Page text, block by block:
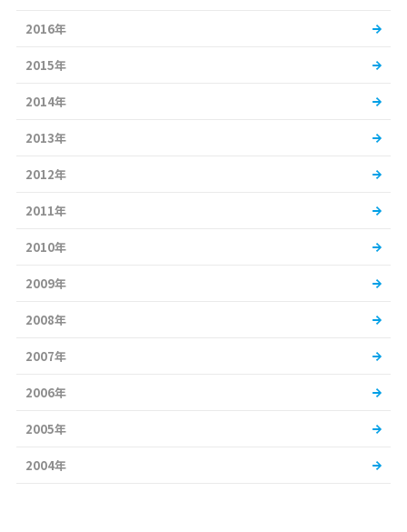
2016年
2015年
2014年
2013年
2012年
2011年
2010年
2009年
2008年
2007年
2006年
2005年
2004年